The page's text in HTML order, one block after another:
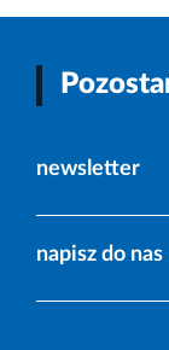
newsletter
napisz do nas